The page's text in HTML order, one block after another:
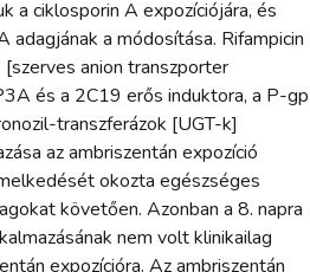
a ciklosporin A expozíciójára, és
adagjának a módosítása. Rifampicin
anion transzporter
és a 2C19 erős induktora, a P-gp
transzferázok [UGT-k]
az ambriszentán expozíció
okozta egészséges
követően. Azonban a 8. napra
nem volt klinikailag
expozícióra. Az ambriszentán